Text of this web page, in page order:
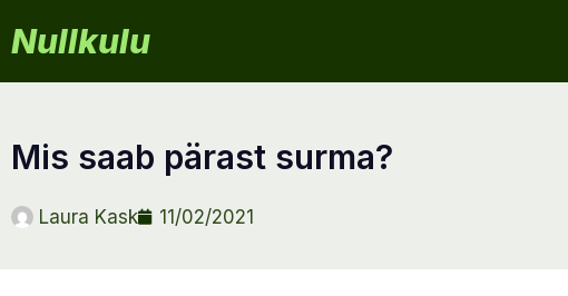
Nullkulu
mis saab pärast surma?
Laura Kask 11/02/2021